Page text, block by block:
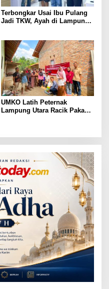
Terbongkar Usai Ibu Pulang
Jadi TKW, Ayah di Lampung
Tahun, Nyaris Diamuk Massa
UMKO Latih Peternak
Lampung Utara Racik Pakan